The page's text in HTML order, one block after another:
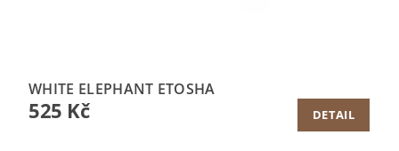
WHITE ELEPHANT ETOSHA
525 Kč DETAIL